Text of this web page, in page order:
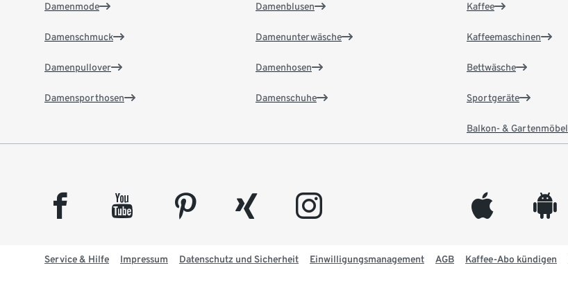
Damenmode
Damenschmuck
Damenpullover
Damensporthosen
Damenblusen
Damenunterwäsche
Damenhosen
Damenschuhe
Kaffee
Kaffeemaschinen
Bettwäsche
Sportgeräte
Balkon- & Gartenmöbel
facebook youtube pinterest xing instagram appleinc android
Service & Hilfe Impressum Datenschutz und Sicherheit Einwilligungsmanagement AGB Kaffee-Abo kündigen